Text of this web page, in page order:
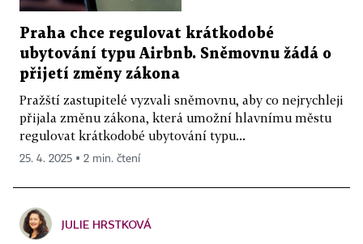
Praha chce regulovat krátkodobé
ubytování typu Airbnb. Sněmovnu žádá o
přijetí změny zákona
Pražští zastupitelé vyzvali sněmovnu, aby co nejrychleji
přijala změnu zákona, která umožní hlavnímu městu
regulovat krátkodobé ubytování typu...
25. 4. 2025 ▪ 2 min. čtení
JULIE HRSTKOVÁ